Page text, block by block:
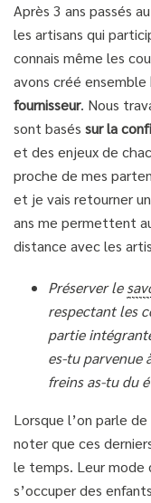
Après 3 ans passés
les artisans qui
connais même les
avons créé ensemble
fournisseur. Nous
sont basés sur la
et des enjeux de
proche de mes
et je vais retourner
ans me permettent
distance avec les
Préserver le
respectant les
partie
es-tu parvenue
freins as-tu du
Lorsque l’on parle
noter que ces
le temps. Leur mode
s’occuper des